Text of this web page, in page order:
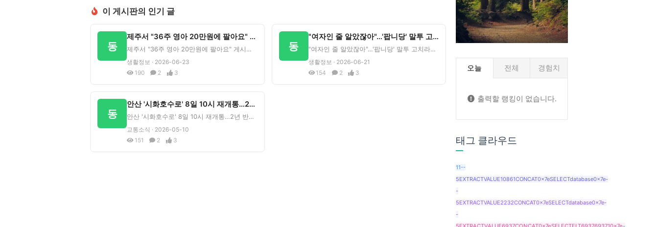
이 게시판의 인기 글
동
제주서 "36주 영아 20만원에 팔아요" 게시글 충격 - 뉴시스
제주서 "36주 영아 20만원에 팔아요" 게시글 충격&nbsp;&nbsp;뉴시스 원문 보기우리 동네에도
생활정보 · 2026-06-23
190
2 3
동
"여자인 줄 알았잖아"…'팝니당' 말투 고치라는 황당 요구 - 뉴시스
"여자인 줄 알았잖아"…'팝니당' 말투 고치라는 황당 요구&nbsp;&nbsp;뉴시스 원문 보기이 소식에
생활정보 · 2026-06-21
154
2 3
동
안산 '시화호수로' 8일 10시 재개통…2년 반만 - 네이트
안산 '시화호수로' 8일 10시 재개통…2년 반만&nbsp;&nbsp;네이트 원문 보기관련 정보 알고 계
교통소식 · 2026-05-10
151
2 3
오늘 전체 경험치
출력할 랭킹이 없습니다.
태그 클라우드
11--
5EXTRACTVALUE10861CONCAT0x7eSELECTdatabase0x7e-
-
5EXTRACTVALUE2232CONCAT0x7eSELECTdatabase0x7e-
-